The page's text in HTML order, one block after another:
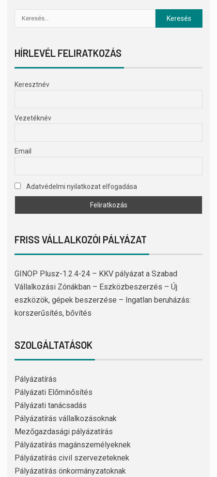
HÍRLEVÉL FELIRATKOZÁS
Keresztnév
Vezetéknév
Email
Adatvédelmi nyilatkozat elfogadása
FRISS VÁLLALKOZÓI PÁLYÁZAT
GINOP Plusz-1.2.4-24 – KKV pályázat a Szabad
Vállalkozási Zónákban – Eszközbeszerzés – Új
eszközök, gépek beszerzése – Ingatlan beruházás:
korszerűsítés, bővítés
SZOLGÁLTATÁSOK
Pályázatírás
Pályázati Előminősítés
Pályázati tanácsadás
Pályázatírás vállalkozásoknak
Mezőgazdasági pályázatírás
Pályázatírás magánszemélyeknek
Pályázatírás civil szervezeteknek
Pályázatírás önkormányzatoknak